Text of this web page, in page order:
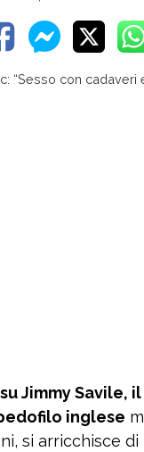
Jimmy Savile, il
inglese
si arricchisce di